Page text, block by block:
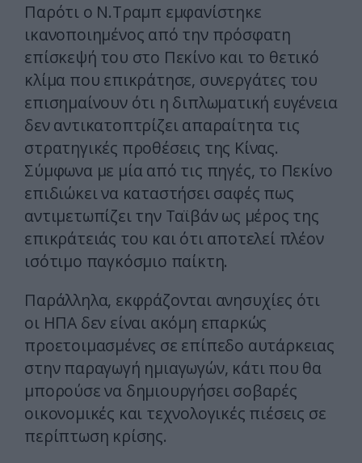
Παρότι ο Ν.Τραμπ εμφανίστηκε
ικανοποιημένος από την πρόσφατη
επίσκεψή του στο Πεκίνο και το θετικό
κλίμα που επικράτησε, συνεργάτες του
επισημαίνουν ότι η διπλωματική ευγένεια
δεν αντικατοπτρίζει απαραίτητα τις
στρατηγικές προθέσεις της Κίνας.
Σύμφωνα με μία από τις πηγές, το Πεκίνο
επιδιώκει να καταστήσει σαφές πως
αντιμετωπίζει την Ταϊβάν ως μέρος της
επικράτειάς του και ότι αποτελεί πλέον
ισότιμο παγκόσμιο παίκτη.
Παράλληλα, εκφράζονται ανησυχίες ότι
οι ΗΠΑ δεν είναι ακόμη επαρκώς
προετοιμασμένες σε επίπεδο αυτάρκειας
στην παραγωγή ημιαγωγών, κάτι που θα
μπορούσε να δημιουργήσει σοβαρές
οικονομικές και τεχνολογικές πιέσεις σε
περίπτωση κρίσης.